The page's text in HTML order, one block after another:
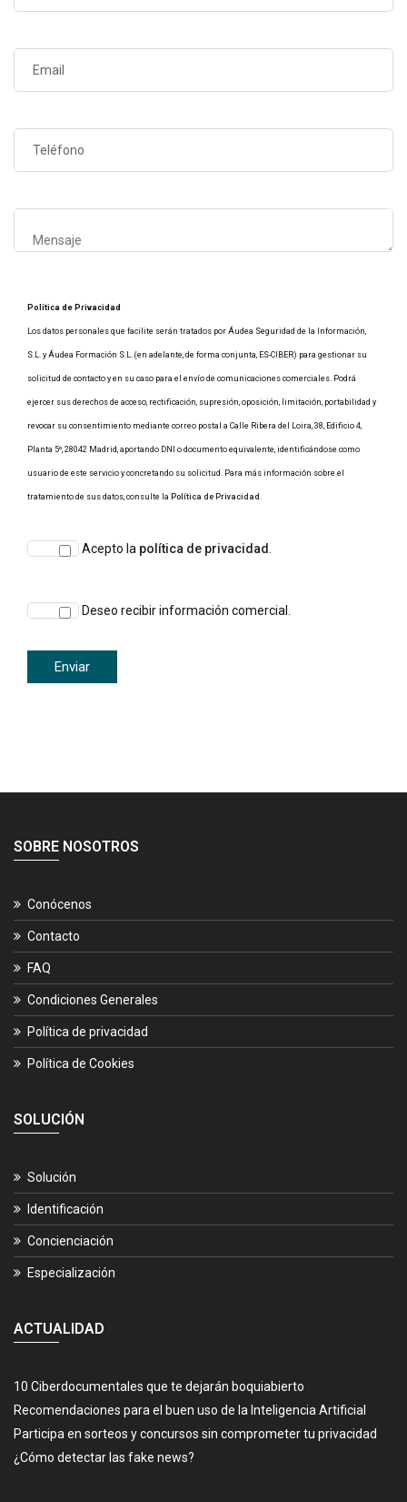
Política de Privacidad
Los datos personales que facilite serán tratados por Áudea Seguridad de la Información,
S.L. y Áudea Formación S.L. (en adelante, de forma conjunta, ES-CIBER) para gestionar su
solicitud de contacto y en su caso para el envío de comunicaciones comerciales. Podrá
ejercer sus derechos de acceso, rectificación, supresión, oposición, limitación, portabilidad y
revocar su consentimiento mediante correo postal a Calle Ribera del Loira, 38, Edificio 4,
Planta 5º, 28042 Madrid, aportando DNI o documento equivalente, identificándose como
usuario de este servicio y concretando su solicitud. Para más información sobre el
tratamiento de sus datos, consulte la Política de Privacidad .
Acepto la política de privacidad.
Deseo recibir información comercial.
SOBRE NOSOTROS
Conócenos
Contacto
FAQ
Condiciones Generales
Política de privacidad
Política de Cookies
SOLUCIÓN
Solución
Identificación
Concienciación
Especialización
ACTUALIDAD
10 Ciberdocumentales que te dejarán boquiabierto
Recomendaciones para el buen uso de la Inteligencia Artificial
Participa en sorteos y concursos sin comprometer tu privacidad
¿Cómo detectar las fake news?